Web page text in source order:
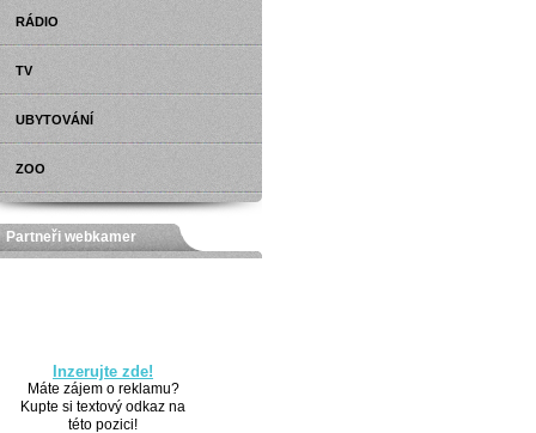
RÁDIO
TV
UBYTOVÁNÍ
ZOO
Partneři webkamer
Inzerujte zde!
Máte zájem o reklamu?
Kupte si textový odkaz na
této pozici!